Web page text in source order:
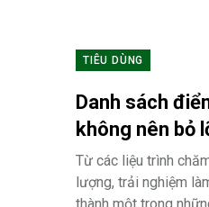
TIÊU DÙNG
Danh sách
không nên bỏ
Từ các liệu trình
lượng, trải nghiệm